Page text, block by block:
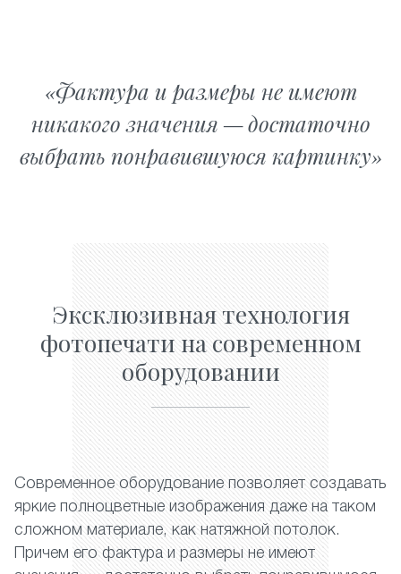
Фактура и размеры не имеют
никакого значения — достаточно
выбрать понравившуюся картинку
Эксклюзивная технология
фотопечати на современном
оборудовании
Современное оборудование позволяет создавать
яркие полноцветные изображения даже на таком
сложном материале, как натяжной потолок.
Причем его фактура и размеры не имеют